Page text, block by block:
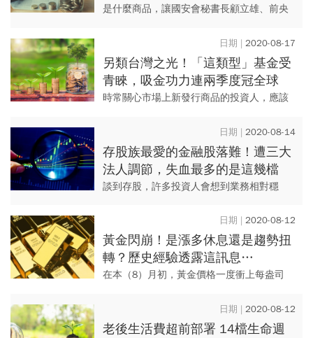
是什麼商品，讓國安會秘書長顧立雄、前央
月定期定額投資？基富通平台上的九檔好享
退P級別基金成立一年，報酬...
2020-08-17
另類台灣之光！「這類型」基金受
青睞，吸金功力連兩季度冠全球
時常關心市場上新發行商品的投資人，應該
都會加上「永續」或「ESG」（環境、社會
與公司治理）的字眼，顯示...
2020-08-14
存股族最愛的金融股落難！遭三大
法人調節，失血最多的是這幾檔
談到存股，許多投資人會想到業務相對穩
行刻意營造低利環境的衝擊，台股金融股今
年前7月獲利年減率，多半都達...
2020-08-12
黃金閃崩！是漲多休息還是趨勢扭
轉？歷史經驗透露這訊息…
在本（8）月初，黃金價格一度衝上每盎司
未來3年內黃金上看4000美元；然而，就在
俄羅斯批准全球首款...
2020-08-12
老後生活費超前部署 14檔生命週